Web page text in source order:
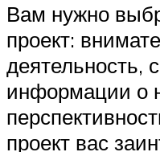
Вам нужно
проект:
деятельность,
информации о
проект вас